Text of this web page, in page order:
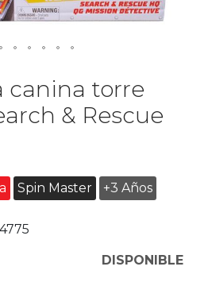
canina torre
& Rescue
Spin Master +3 Años
DISPONIBLE